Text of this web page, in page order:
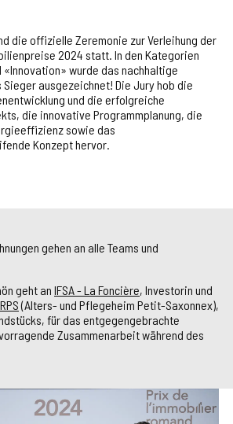
die offizielle Zeremonie zur Verleihung der
2024 statt. In den Kategorien
«Innovation» wurde das nachhaltige
Sieger ausgezeichnet! Die Jury hob die
und die erfolgreiche
die innovative Programmplanung, die
sowie das
Konzept hervor.
gehen an alle Teams und
geht an IFSA - La Foncière, Investorin und
(Alters- und Pflegeheim Petit-Saxonnex),
für das entgegengebrachte
Zusammenarbeit während des